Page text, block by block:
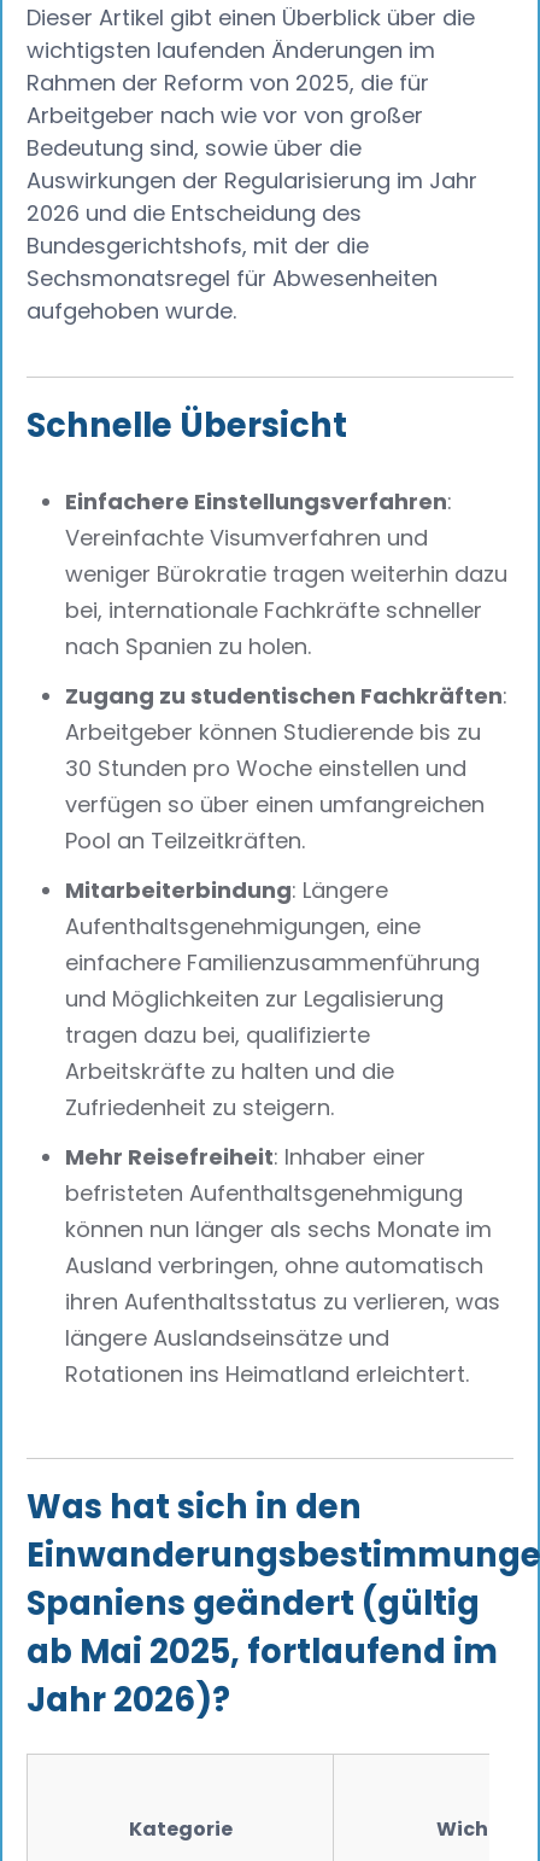
Dieser Artikel gibt einen Überblick über die
wichtigsten laufenden Änderungen im
Rahmen der Reform von 2025, die für
Arbeitgeber nach wie vor von großer
Bedeutung sind, sowie über die
Auswirkungen der Regularisierung im Jahr
2026 und die Entscheidung des
Bundesgerichtshofs, mit der die
Sechsmonatsregel für Abwesenheiten
aufgehoben wurde.
Schnelle Übersicht
Einfachere Einstellungsverfahren:
Vereinfachte Visumverfahren und
weniger Bürokratie tragen weiterhin dazu
bei, internationale Fachkräfte schneller
nach Spanien zu holen.
Zugang zu studentischen Fachkräften:
Arbeitgeber können Studierende bis zu
30 Stunden pro Woche einstellen und
verfügen so über einen umfangreichen
Pool an Teilzeitkräften.
Mitarbeiterbindung: Längere
Aufenthaltsgenehmigungen, eine
einfachere Familienzusammenführung
und Möglichkeiten zur Legalisierung
tragen dazu bei, qualifizierte
Arbeitskräfte zu halten und die
Zufriedenheit zu steigern.
Mehr Reisefreiheit: Inhaber einer
befristeten Aufenthaltsgenehmigung
können nun länger als sechs Monate im
Ausland verbringen, ohne automatisch
ihren Aufenthaltsstatus zu verlieren, was
längere Auslandseinsätze und
Rotationen ins Heimatland erleichtert.
Was hat sich in den
Spaniens geändert (gültig
ab Mai 2025, fortlaufend im
Jahr 2026)?
Kategorie Wichtige